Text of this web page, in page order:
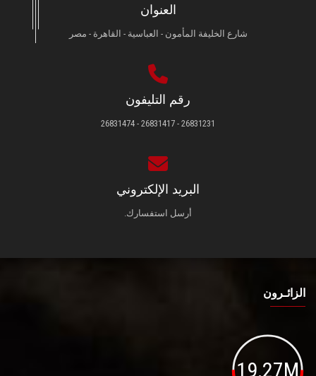
العنوان
شارع الخليفة المأمون - العباسية - القاهرة - مصر
رقم التليفون
26831231 - 26831417 - 26831474
البريد الإلكتروني
أرسل استفسارك.
الزائـرون
19.27M